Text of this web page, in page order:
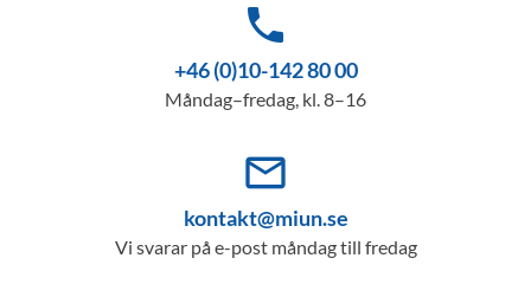
phone
+46 (0)10-142 80 00
Måndag–fredag, kl. 8–16
mail_outline
kontakt@miun.se
Vi svarar på e-post måndag till fredag